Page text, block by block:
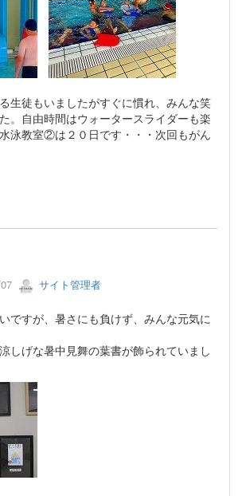
生徒もいましたがすぐに慣れ、みんな笑
。自由時間はウォータースライダーも楽
泳教室②は２０日です・・・次回もがん
サイト管理者
ですが、暑さにも負けず、みんな元気に
しげな暑中見舞の葉書が飾られていまし